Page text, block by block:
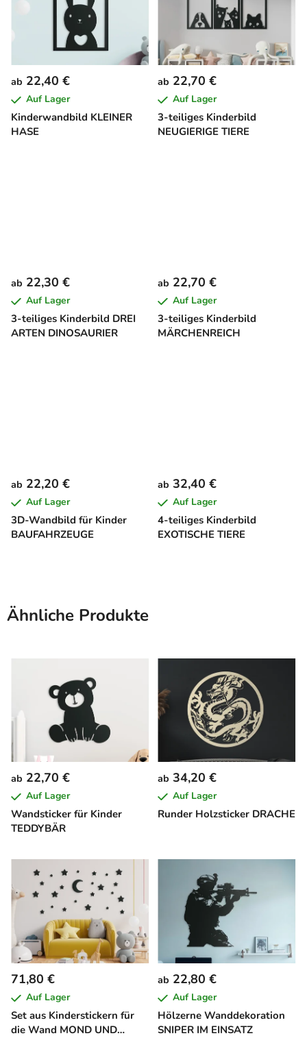
Kinderwandbild KLEINER
HASE
ab 22,40 €
Auf Lager
3-teiliges Kinderbild
NEUGIERIGE TIERE
ab 22,70 €
Auf Lager
3-teiliges Kinderbild DREI
ARTEN DINOSAURIER
ab 22,30 €
Auf Lager
3-teiliges Kinderbild
MÄRCHENREICH
ab 22,70 €
Auf Lager
3D-Wandbild für Kinder
BAUFAHRZEUGE
ab 22,20 €
Auf Lager
4-teiliges Kinderbild
EXOTISCHE TIERE
ab 32,40 €
Auf Lager
Ähnliche Produkte
Wandsticker für Kinder
TEDDYBÄR
ab 22,70 €
Auf Lager
Runder Holzsticker DRACHE
ab 34,20 €
Auf Lager
Set aus Kinderstickern für
die Wand MOND UND
71,80 €
Auf Lager
Hölzerne Wanddekoration
SNIPER IM EINSATZ
ab 22,80 €
Auf Lager